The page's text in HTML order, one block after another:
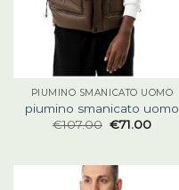
PIUMINO SMANICATO UOMO
piumino smanicato uomo
€107.00 €71.00